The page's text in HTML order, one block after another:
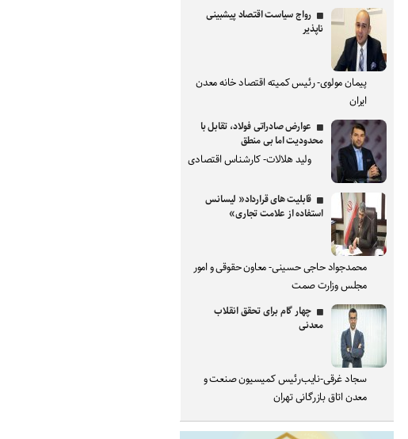
رواج سیاست اقتصاد پیشبینی
ناپذیر
پیمان مولوی- رئیس کمیته اقتصاد خانه معدن
ایران
عوارض صادراتی فولاد، تقابل با
محدودیت اما بی منطق
ولید هلالات- کارشناس اقتصادی
قابلیت های قرارداد« لیسانس
استفاده از علامت تجاری»
محمدجواد حاجی حسینی- معاون حقوقی و امور
مجلس وزارت صمت
چهار گام برای تحقق انقلاب
معدنی
سجاد غرقی-نایب‌رئیس کمیسیون صنعت و
معدن اتاق بازرگانی تهران